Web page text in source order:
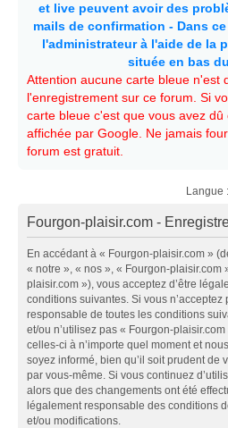
et live peuvent avoir des
mails de confirmation - Dans
l'administrateur à l'aide de la
située en bas
Attention aucune carte bleue n'est
l'enregistrement sur ce forum. Si
carte bleue c'est que vous avez
affichée par Google. Ne jamais
forum est gratuit.
Langue :
Fourgon-plaisir.com -
En accédant à « Fourgon-plaisir.com »
« notre », « nos », « Fourgon-plaisir.com
plaisir.com »), vous acceptez d’être
conditions suivantes. Si vous n’acceptez
responsable de toutes les conditions
et/ou n’utilisez pas « Fourgon-
celles-ci à n’importe quel moment et
soyez informé, bien qu’il soit prudent de
par vous-même. Si vous continuez
alors que des changements ont été
légalement responsable des conditions
et/ou modifications.